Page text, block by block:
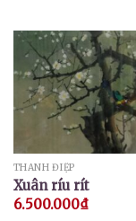
THANH ĐIỆP
Xuân ríu rít
6.500.000₫